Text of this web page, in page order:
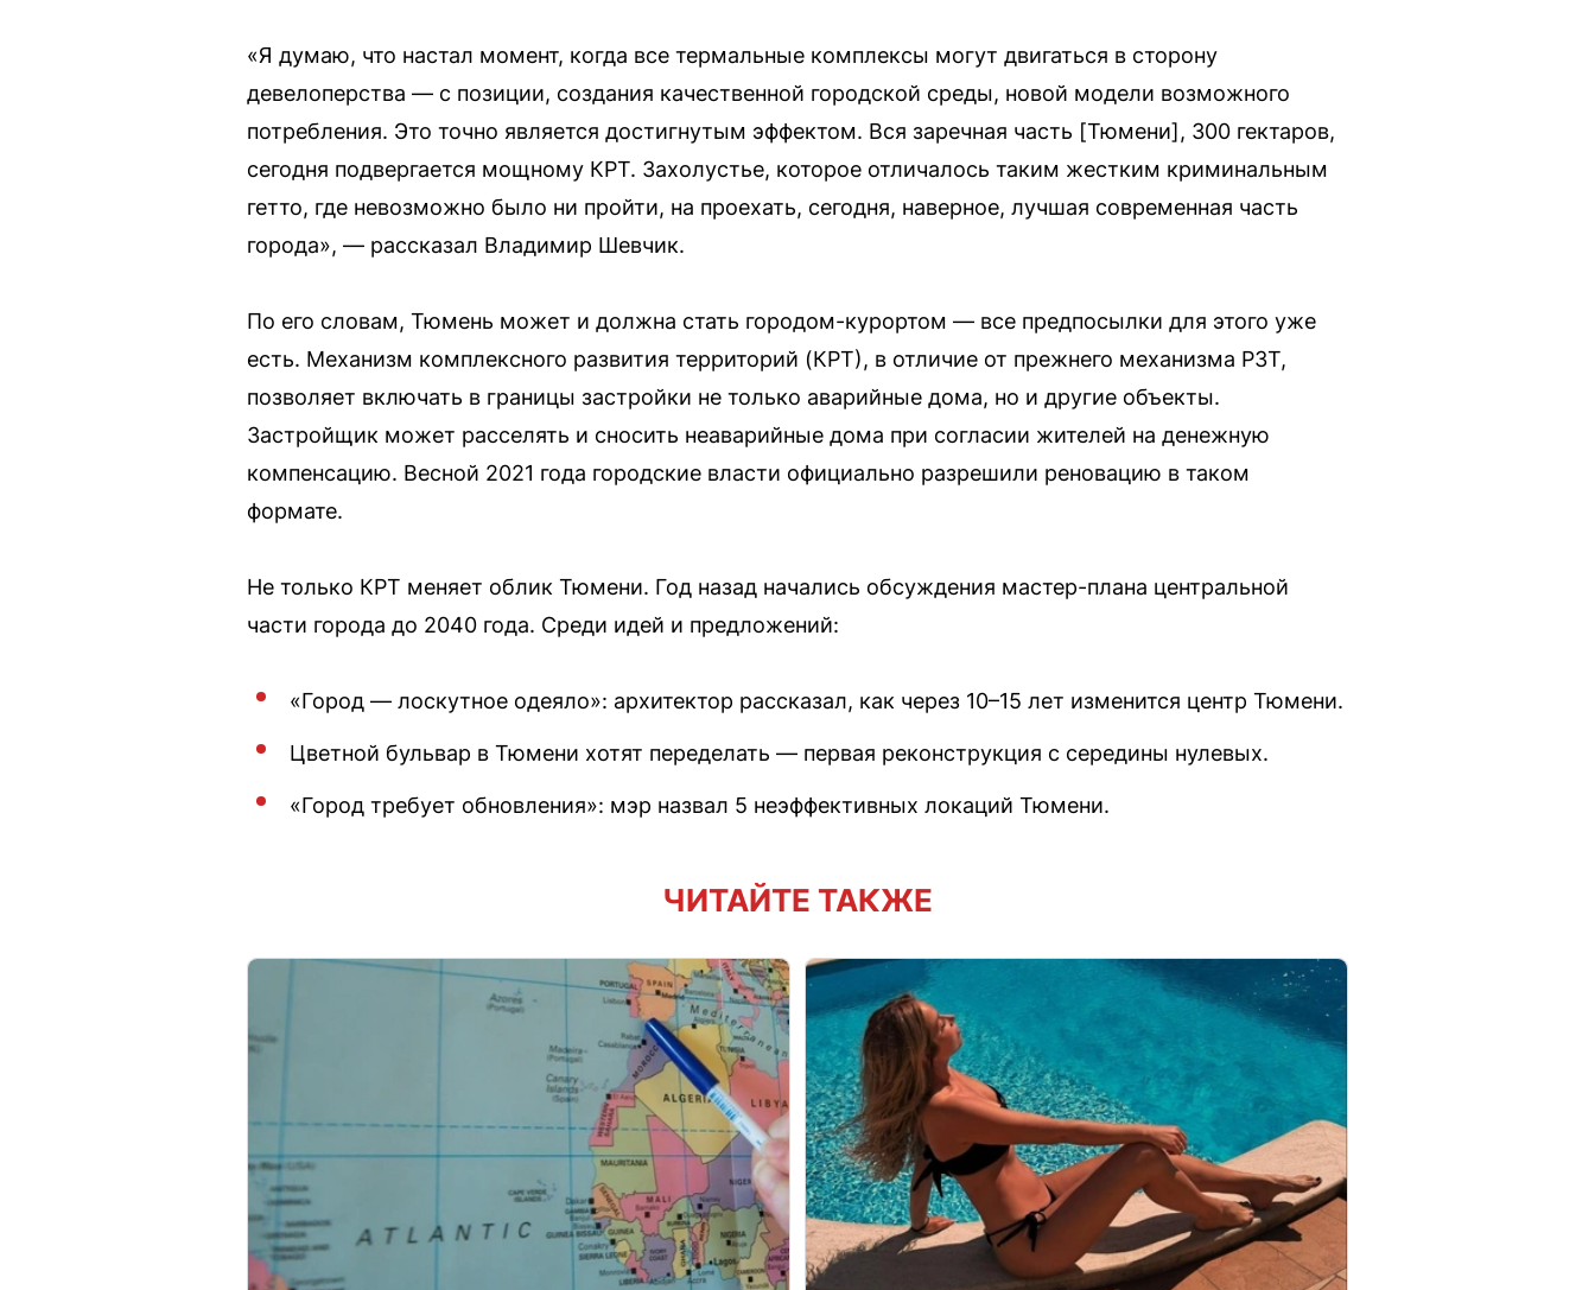
«Я думаю, что настал момент, когда все термальные комплексы могут двигаться в сторону
девелоперства — с позиции, создания качественной городской среды, новой модели возможного
потребления. Это точно является достигнутым эффектом. Вся заречная часть [Тюмени], 300 гектаров,
сегодня подвергается мощному КРТ. Захолустье, которое отличалось таким жестким криминальным
гетто, где невозможно было ни пройти, на проехать, сегодня, наверное, лучшая современная часть
города», — рассказал Владимир Шевчик.
По его словам, Тюмень может и должна стать городом-курортом — все предпосылки для этого уже
есть. Механизм комплексного развития территорий (КРТ), в отличие от прежнего механизма РЗТ,
позволяет включать в границы застройки не только аварийные дома, но и другие объекты.
Застройщик может расселять и сносить неаварийные дома при согласии жителей на денежную
компенсацию. Весной 2021 года городские власти официально разрешили реновацию в таком
формате.
Не только КРТ меняет облик Тюмени. Год назад начались обсуждения мастер-плана центральной
части города до 2040 года. Среди идей и предложений:
«Город — лоскутное одеяло»: архитектор рассказал, как через 10–15 лет изменится центр Тюмени.
Цветной бульвар в Тюмени хотят переделать — первая реконструкция с середины нулевых.
«Город требует обновления»: мэр назвал 5 неэффективных локаций Тюмени.
ЧИТАЙТЕ ТАКЖЕ